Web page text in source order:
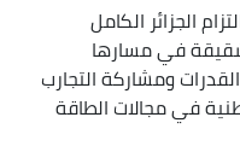
الجزائر الكامل
في مسارها
ومشاركة التجارب
في مجالات الطاقة